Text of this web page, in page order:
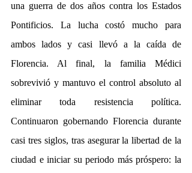
una guerra de dos años contra los Estados
Pontificios. La lucha costó mucho para
ambos lados y casi llevó a la caída de
Florencia. Al final, la familia Médici
sobrevivió y mantuvo el control absoluto al
eliminar toda resistencia política.
Continuaron gobernando Florencia durante
casi tres siglos, tras asegurar la libertad de la
ciudad e iniciar su periodo más próspero: la